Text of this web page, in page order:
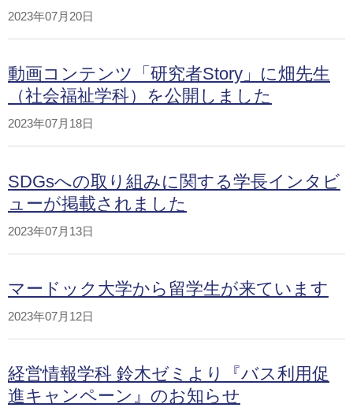
2023年07月20日
動画コンテンツ「研究者Story」に畑先生
（社会福祉学科）を公開しました
2023年07月18日
SDGsへの取り組みに関する学長インタビ
ューが掲載されました
2023年07月13日
マードック大学から留学生が来ています
2023年07月12日
経営情報学科 鈴木ゼミより『バス利用促
進キャンペーン』のお知らせ